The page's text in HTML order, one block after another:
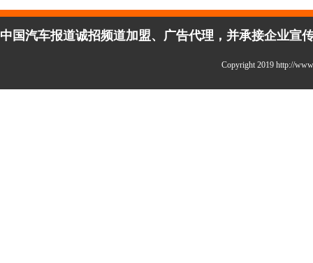
中国汽车报道诚招频道加盟、广告代理，并承接企业宣
Copyright 2019 http://